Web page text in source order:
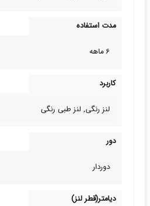
مدت استفاده
6 ماهه
کاربرد
لنز رنگی, لنز طبی‌ رنگی
دور
دوردار
دیامتر(قطر لنز)